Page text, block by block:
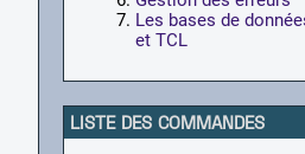
Les bases de
et TCL
LISTE DES COMMANDES